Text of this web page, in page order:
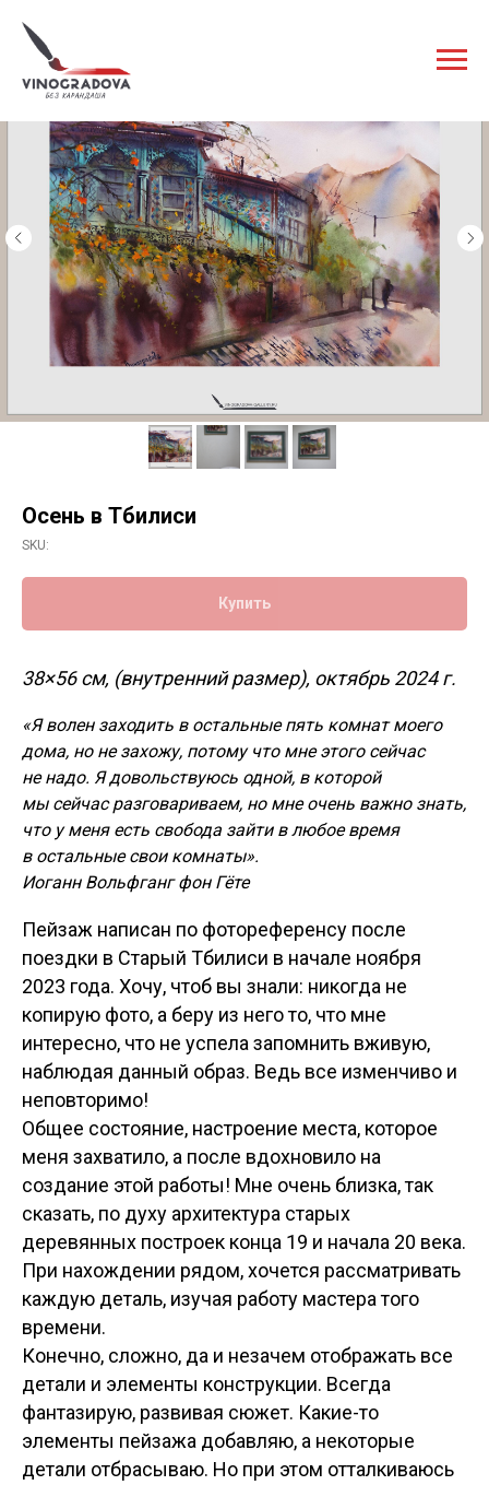
Осень в Тбилиси
SKU:
Купить
38×56 см, (внутренний размер), октябрь 2024 г.
«Я волен заходить в остальные пять комнат моего
дома, но не захожу, потому что мне этого сейчас
не надо. Я довольствуюсь одной, в которой
мы сейчас разговариваем, но мне очень важно знать,
что у меня есть свобода зайти в любое время
в остальные свои комнаты».
Иоганн Вольфганг фон Гёте
Пейзаж написан по фотореференсу после
поездки в Старый Тбилиси в начале ноября
2023 года. Хочу, чтоб вы знали: никогда не
копирую фото, а беру из него то, что мне
интересно, что не успела запомнить вживую,
наблюдая данный образ. Ведь все изменчиво и
неповторимо!
Общее состояние, настроение места, которое
меня захватило, а после вдохновило на
создание этой работы! Мне очень близка, так
сказать, по духу архитектура старых
деревянных построек конца 19 и начала 20 века.
При нахождении рядом, хочется рассматривать
каждую деталь, изучая работу мастера того
времени.
Конечно, сложно, да и незачем отображать все
детали и элементы конструкции. Всегда
фантазирую, развивая сюжет. Какие-то
элементы пейзажа добавляю, а некоторые
детали отбрасываю. Но при этом отталкиваюсь